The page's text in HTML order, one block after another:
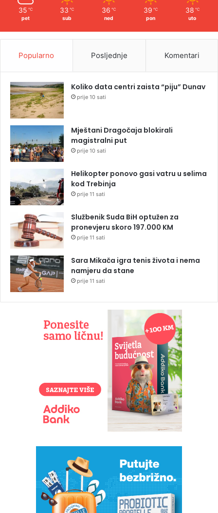
35 ℃
pet
33 ℃
sub
36 ℃
ned
39 ℃
pon
38 ℃
uto
Popularno Posljednje Komentari
Koliko data centri zaista “piju” Dunav
prije 10 sati
Mještani Dragočaja blokirali
magistralni put
prije 10 sati
Helikopter ponovo gasi vatru u selima
kod Trebinja
prije 11 sati
Službenik Suda BiH optužen za
pronevjeru skoro 197.000 KM
prije 11 sati
Sara Mikača igra tenis života i nema
namjeru da stane
prije 11 sati